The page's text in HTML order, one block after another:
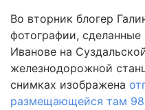
Во вторник блогер
фотографии,
Иванове на
железнодорожной
снимках изображена
размещающейся там